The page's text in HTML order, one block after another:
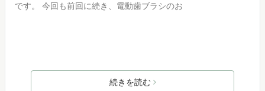
です。 今回も前回に続き、電動歯ブラシのお
続きを読む